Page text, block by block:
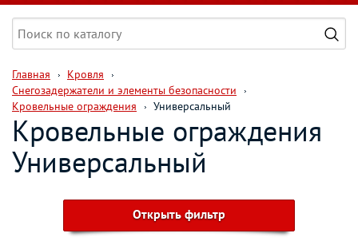
Главная
Кровля
Снегозадержатели и элементы безопасности
Кровельные ограждения
Универсальный
Кровельные ограждения
Универсальный
Открыть фильтр